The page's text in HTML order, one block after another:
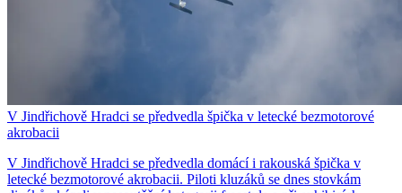
V Jindřichově Hradci se předvedla špička v letecké bezmotorové
akrobacii
V Jindřichově Hradci se předvedla domácí i rakouská špička v
letecké bezmotorové akrobacii. Piloti kluzáků se dnes stovkám